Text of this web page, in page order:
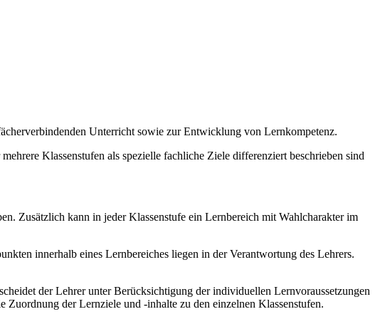
Unterricht sowie zur Entwicklung von Lernkompetenz.
Klassenstufen als spezielle fachliche Ziele differenziert beschrieben sind
Zusätzlich kann in jeder Klassenstufe ein Lernbereich mit Wahlcharakter im
innerhalb eines Lernbereiches liegen in der Verantwortung des Lehrers.
der Lehrer unter Berücksichtigung der individuellen Lernvoraussetzungen
der Lernziele und -inhalte zu den einzelnen Klassenstufen.